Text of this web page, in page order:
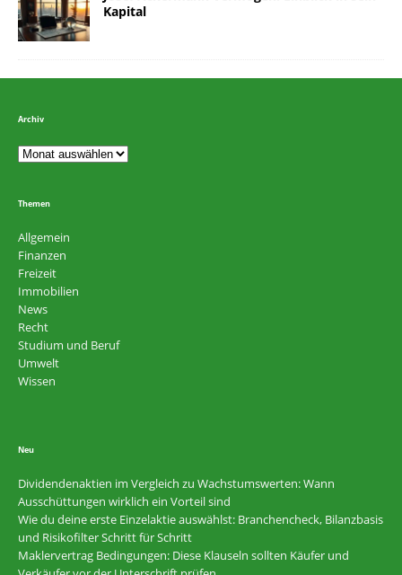
Kapital
Archiv
Themen
Allgemein
Finanzen
Freizeit
Immobilien
News
Recht
Studium und Beruf
Umwelt
Wissen
Neu
Dividendenaktien im Vergleich zu Wachstumswerten: Wann
Ausschüttungen wirklich ein Vorteil sind
Wie du deine erste Einzelaktie auswählst: Branchencheck, Bilanzbasis
und Risikofilter Schritt für Schritt
Maklervertrag Bedingungen: Diese Klauseln sollten Käufer und